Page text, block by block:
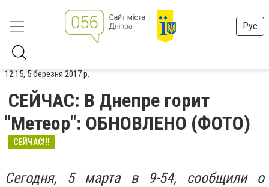
Рус
12:15, 5 березня 2017 р.
СЕЙЧАС: В Днепре горит
"Метеор": ОБНОВЛЕНО (ФОТО)
СЕЙЧАС!!!
Сегодня, 5 марта в 9-54, сообщили о